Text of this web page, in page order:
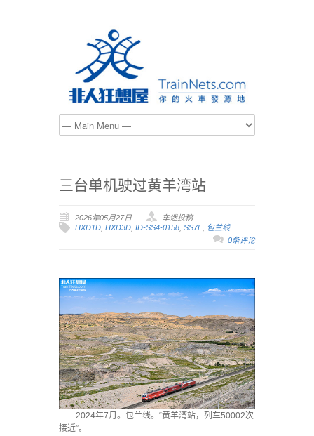
三台单机驶过黄羊湾站
2026年05月27日
车迷投稿
HXD1D, HXD3D, ID-SS4-0158, SS7E, 包兰线
0条评论
2024年7月。包兰线。“黄羊湾站，列车50002次
接近”。